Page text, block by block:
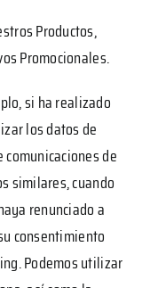
Productos,
Promocionales.
si ha realizado
los datos de
de
similares, cuando
renunciado a
consentimiento
Podemos utilizar